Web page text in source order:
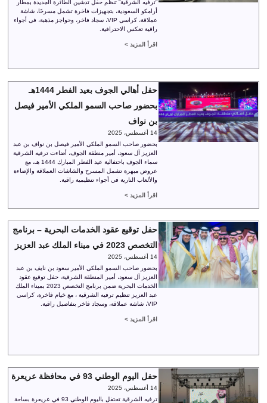
“ترفيه الشرقية” تنظم حفل تدشين الطائرة الجديدة بمطار
أرامكو السعودية، بتجهيزات فاخرة تشمل مسرحًا، شاشة
عملاقة، كراسي VIP، سجاد فاخر، وحواجز مذهبة، في أجواء
راقية تعكس الاحترافية.
اقرأ المزيد >
حفل أهالي الجوف بعيد الفطر 1444هـ
بحضور صاحب السمو الملكي الأمير فيصل
بن نواف
14 أغسطس، 2025
بحضور صاحب السمو الملكي الأمير فيصل بن نواف بن عبد
العزيز آل سعود، أمير منطقة الجوف، أضاءت ترفيه الشرقية
سماء الجوف باحتفالية عيد الفطر المبارك 1444 هـ، مع
عروض مبهرة تشمل المسرح والشاشات العملاقة والإضاءة
والألعاب النارية في أجواء تنظيمية راقية.
اقرأ المزيد >
حفل توقيع عقود الخدمات البحرية – برنامج
التخصص 2023 في ميناء الملك عبد العزيز
14 أغسطس، 2025
بحضور صاحب السمو الملكي الأمير سعود بن نايف بن عبد
العزيز آل سعود، أمير المنطقة الشرقية، حفل توقيع عقود
الخدمات البحرية ضمن برنامج التخصص 2023 بميناء الملك
عبد العزيز تنظيم ترفيه الشرقية ، مع خيام فاخرة، كراسي
VIP، شاشة عملاقة، وسجاد فاخر بتفاصيل راقية.
اقرأ المزيد >
حفل اليوم الوطني 93 في محافظة عريعرة
14 أغسطس، 2025
ترفيه الشرقية تحتفل باليوم الوطني 93 في عريعرة بساحة